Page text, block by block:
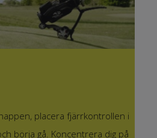
placera fjärrkontrollen i
börja gå. Koncentrera dig på